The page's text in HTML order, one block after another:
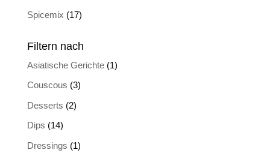
Spicemix (17)
Filtern nach
Asiatische Gerichte (1)
Couscous (3)
Desserts (2)
Dips (14)
Dressings (1)